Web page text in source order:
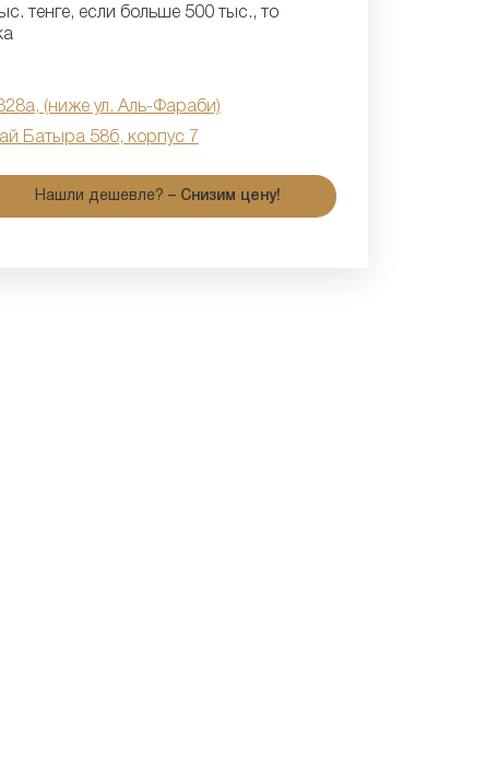
тенге, если больше 500 тыс., то
(ниже ул. Аль-Фараби)
Батыра 58б, корпус 7
Нашли дешевле? – Снизим цену!